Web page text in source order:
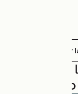
Tout afficher sur
Avis sur
Boucle